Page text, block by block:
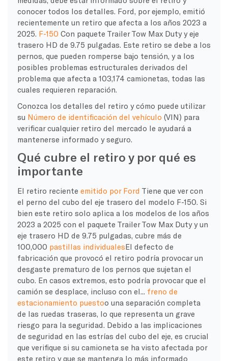
conocer todos los detalles. Ford, por ejemplo, emitió
recientemente un retiro que afecta a los años 2023 a
2025. F-150 Con paquete Trailer Tow Max Duty y eje
trasero HD de 9.75 pulgadas. Este retiro se debe a los
pernos, que pueden romperse bajo tensión, y a los
posibles problemas estructurales derivados del
problema que afecta a 103,174 camionetas, todas las
cuales requieren reparación.
Conozca los detalles del retiro y cómo puede utilizar
su Número de identificación del vehículo (VIN) para
verificar cualquier retiro del mercado le ayudará a
mantenerse informado y seguro.
Qué cubre el retiro y por qué es
importante
El retiro reciente emitido por Ford Tiene que ver con
el perno del cubo del eje trasero del modelo F-150. Si
bien este retiro solo aplica a los modelos de los años
2023 a 2025 con el paquete Trailer Tow Max Duty y un
eje trasero HD de 9.75 pulgadas, cubre más de
100,000 pastillas individualesEl defecto de
fabricación que provocó el retiro podría provocar un
desgaste prematuro de los pernos que sujetan el
cubo. En casos extremos, esto podría provocar que el
camión se desplace, incluso con el... freno de
estacionamiento puestoo una separación completa
de las ruedas traseras, lo que representa un grave
riesgo para la seguridad. Debido a las implicaciones
de seguridad en las estrías del cubo del eje, es crucial
que verifique si su camioneta se ha visto afectada por
este retiro y que se mantenga lo más informado